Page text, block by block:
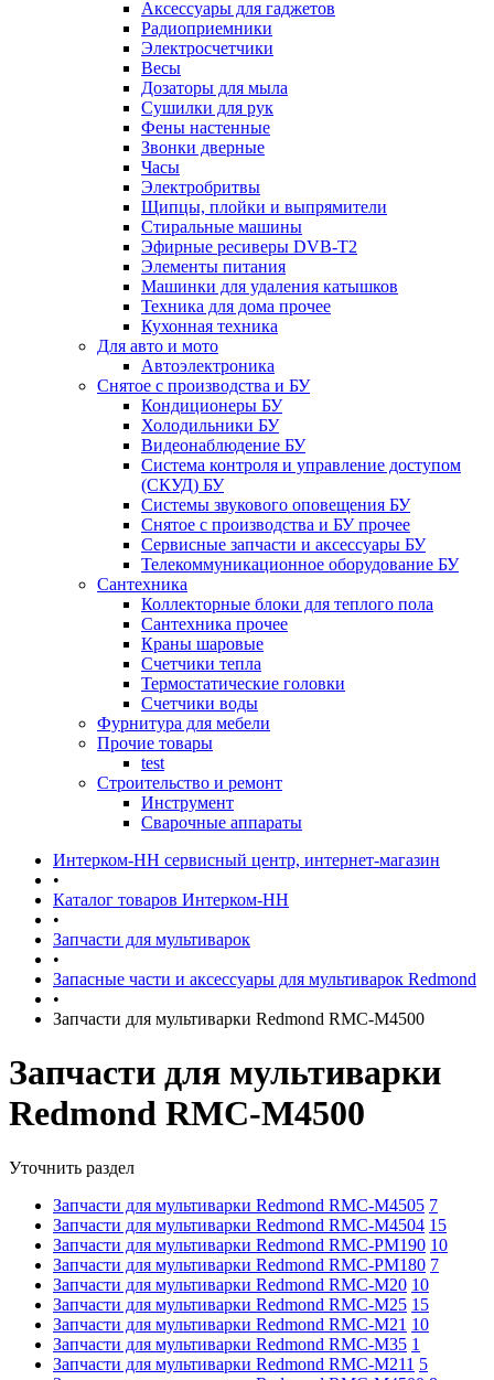
Аксессуары для гаджетов
Радиоприемники
Электросчетчики
Весы
Дозаторы для мыла
Сушилки для рук
Фены настенные
Звонки дверные
Часы
Электробритвы
Щипцы, плойки и выпрямители
Стиральные машины
Эфирные ресиверы DVB-T2
Элементы питания
Машинки для удаления катышков
Техника для дома прочее
Кухонная техника
Для авто и мото
Автоэлектроника
Снятое с производства и БУ
Кондиционеры БУ
Холодильники БУ
Видеонаблюдение БУ
Система контроля и управление доступом
(СКУД) БУ
Системы звукового оповещения БУ
Снятое с производства и БУ прочее
Сервисные запчасти и аксессуары БУ
Телекоммуникационное оборудование БУ
Сантехника
Коллекторные блоки для теплого пола
Сантехника прочее
Краны шаровые
Счетчики тепла
Термоcтатические головки
Счетчики воды
Фурнитура для мебели
Прочие товары
test
Строительство и ремонт
Инструмент
Сварочные аппараты
Интерком-НН сервисный центр, интернет-магазин
•
Каталог товаров Интерком-НН
•
Запчасти для мультиварок
•
Запасные части и аксессуары для мультиварок Redmond
•
Запчасти для мультиварки Redmond RMC-M4500
Запчасти для мультиварки
Redmond RMC-M4500
Уточнить раздел
Запчасти для мультиварки Redmond RMC-M4505 7
Запчасти для мультиварки Redmond RMC-M4504 15
Запчасти для мультиварки Redmond RMC-PM190 10
Запчасти для мультиварки Redmond RMC-PM180 7
Запчасти для мультиварки Redmond RMC-M20 10
Запчасти для мультиварки Redmond RMC-M25 15
Запчасти для мультиварки Redmond RMC-M21 10
Запчасти для мультиварки Redmond RMC-M35 1
Запчасти для мультиварки Redmond RMC-M211 5